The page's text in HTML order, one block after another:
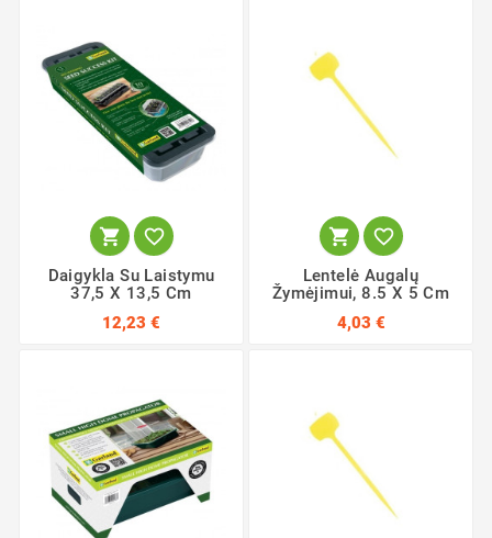
 
Daigykla Su Laistymu
37,5 X 13,5 Cm
12,23 €
 
Lentelė Augalų
Žymėjimui, 8.5 X 5 Cm
4,03 €